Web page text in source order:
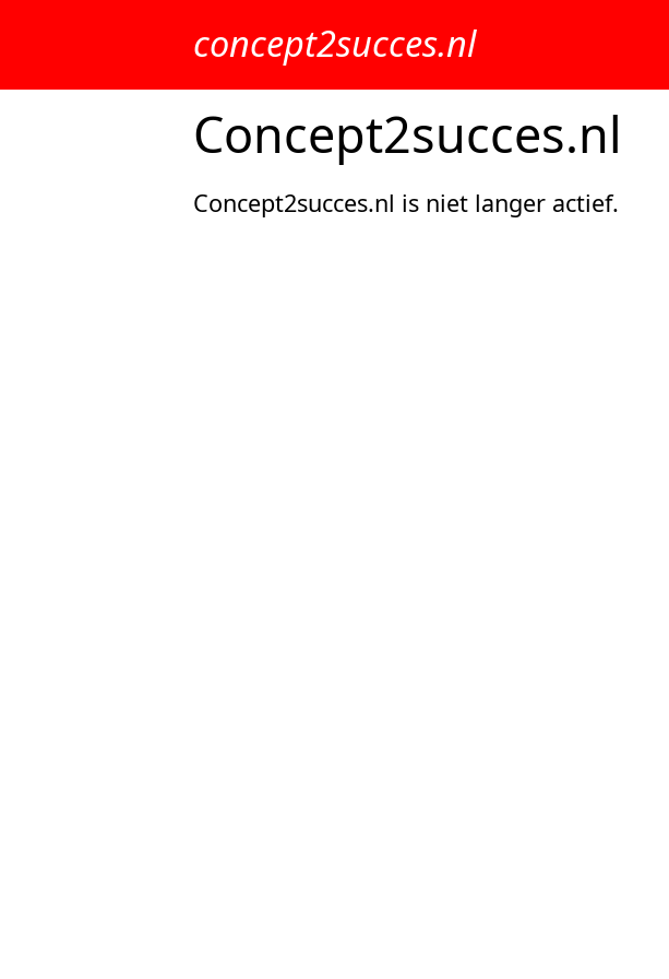
concept2succes.nl
Concept2succes.nl
Concept2succes.nl is niet langer actief.